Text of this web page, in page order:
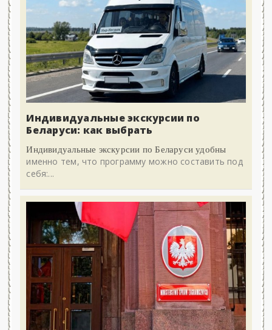
Индивидуальные экскурсии по
Беларуси: как выбрать
Индивидуальные экскурсии по Беларуси удобны
именно тем, что программу можно составить под
себя:...